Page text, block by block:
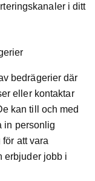
i ditt
bedrägerier där
eller kontaktar
kan till och med
in personlig
att vara
erbjuder jobb i